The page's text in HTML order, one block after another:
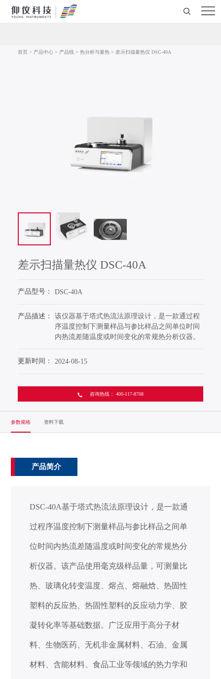
首页> 产品中心> 产品线 > 热分析与量热> 差示扫描量热仪 DSC-40A
差示扫描量热仪 DSC-40A
产品型号： DSC-40A
产品描述：
该仪器基于塔式热流法原理设计，是一款通过程
序温度控制下测量样品与参比样品之间单位时间
内热流差随温度或时间变化的常规热分析仪器。
更新时间： 2024-08-15
咨询热线： 400-117-8708
参数规格 资料下载
产品简介
DSC-40A基于塔式热流法原理设计，是一款通
过程序温度控制下测量样品与参比样品之间单
位时间内热流差随温度或时间变化的常规热分
析仪器。该产品使用毫克级样品量，可测量比
热、玻璃化转变温度、熔点、熔融焓、热固性
塑料的反应热、热固性塑料的反应动力学、胶
凝转化率等基础数据。广泛应用于高分子材
料、生物医药、无机非金属材料、石油、金属
材料、含能材料、食品工业等领域的热力学和